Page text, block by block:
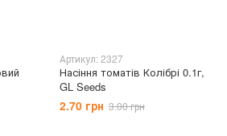
Артикул: 2327
Насіння томатів Колібрі 0.1г,
GL Seeds
2.70 грн 3.00 грн